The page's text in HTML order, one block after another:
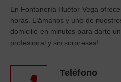
En Fontanería Huétor Vega
horas. Llámanos y uno de
domicilio en minutos para darte
profesional y sin sorpresas!
Teléfono